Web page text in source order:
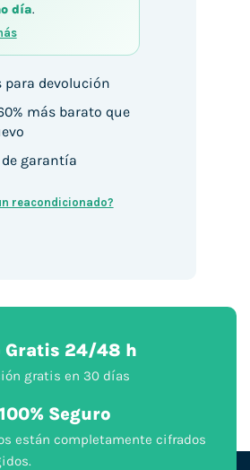
día.
para devolución
más barato que
garantía
reacondicionado?
Gratis 24/48 h
gratis en 30 días
Seguro
están completamente cifrados